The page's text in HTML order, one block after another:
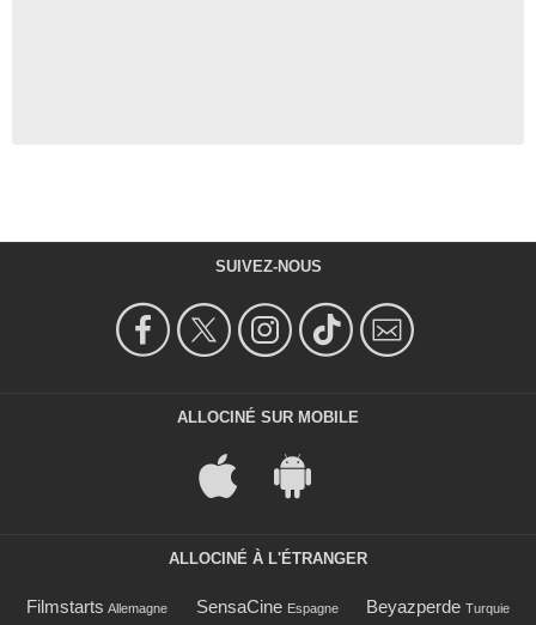
SUIVEZ-NOUS
ALLOCINÉ SUR MOBILE
ALLOCINÉ À L'ÉTRANGER
Filmstarts Allemagne SensaCine Espagne Beyazperde Turquie